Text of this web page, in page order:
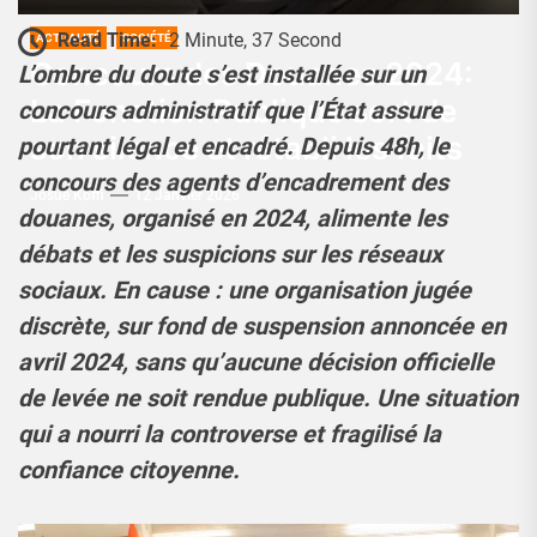
ACTUALITÉ SOCIÉTÉ
Concours des Douanes 2024:
La Fonction Publique sort de
son silence et rétabli les faits
Josué Koffi 12 Janvier 2026
Read Time: 2 Minute, 37 Second
L’ombre du doute s’est installée sur un
concours administratif que l’État assure
pourtant légal et encadré. Depuis 48h, le
concours des agents d’encadrement des
douanes, organisé en 2024, alimente les
débats et les suspicions sur les réseaux
sociaux. En cause : une organisation jugée
discrète, sur fond de suspension annoncée en
avril 2024, sans qu’aucune décision officielle
de levée ne soit rendue publique. Une situation
qui a nourri la controverse et fragilisé la
confiance citoyenne.